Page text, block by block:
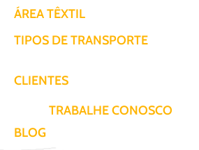
ÁREA TÊXTIL
TIPOS DE TRANSPORTE
CLIENTES
TRABALHE CONOSCO
BLOG